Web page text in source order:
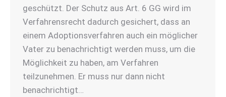
geschützt. Der Schutz aus Art. 6 GG wird im
Verfahrensrecht dadurch gesichert, dass an
einem Adoptionsverfahren auch ein möglicher
Vater zu benachrichtigt werden muss, um die
Möglichkeit zu haben, am Verfahren
teilzunehmen. Er muss nur dann nicht
benachrichtigt…